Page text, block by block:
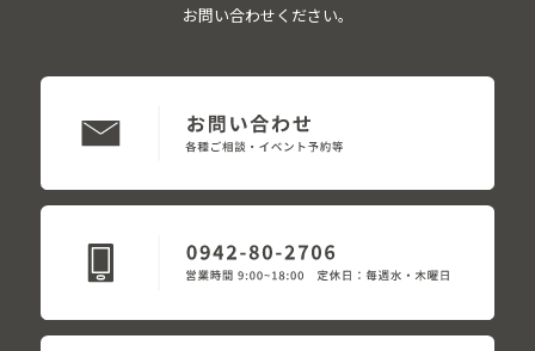
お問い合わせください。